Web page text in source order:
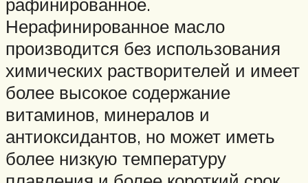
Нерафинированное масло
производится без использования
химических растворителей и имеет
более высокое содержание
витаминов, минералов и
антиоксидантов, но может иметь
более низкую температуру